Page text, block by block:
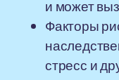
и может
Факторы
стресс и